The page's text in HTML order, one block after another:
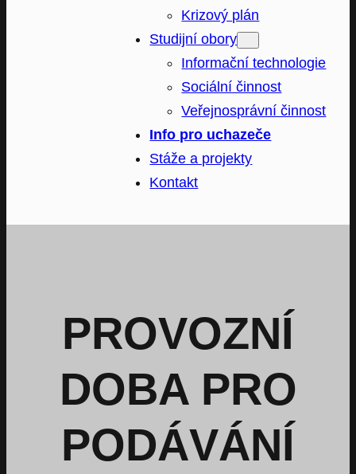
Krizový plán
Studijní obory
Informační technologie
Sociální činnost
Veřejnosprávní činnost
Info pro uchazeče
Stáže a projekty
Kontakt
PROVOZNÍ
DOBA PRO
PODÁVÁNÍ